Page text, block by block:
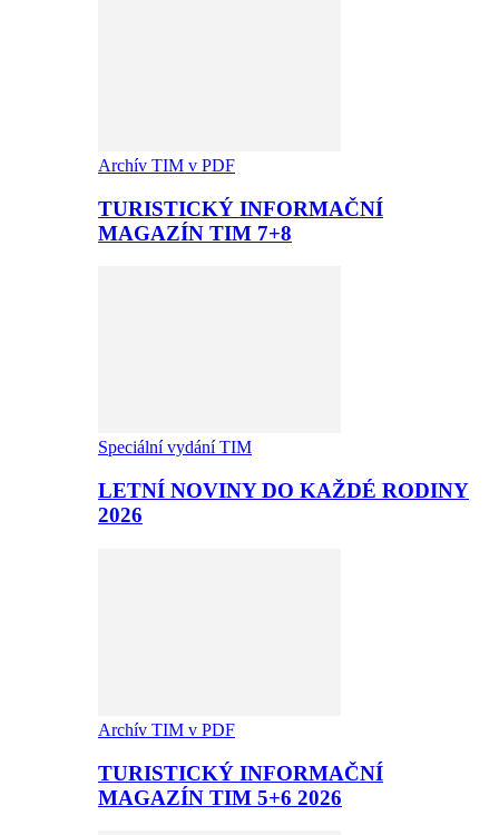
Archív TIM v PDF
TURISTICKÝ INFORMAČNÍ
MAGAZÍN TIM 7+8
Speciální vydání TIM
LETNÍ NOVINY DO KAŽDÉ RODINY
2026
Archív TIM v PDF
TURISTICKÝ INFORMAČNÍ
MAGAZÍN TIM 5+6 2026